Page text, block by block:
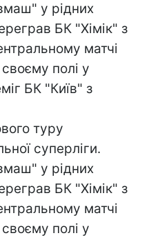
у рідних
БК "Хімік" з
матчі
полі у
БК "Київ" з
туру
суперліги.
у рідних
БК "Хімік" з
матчі
полі у